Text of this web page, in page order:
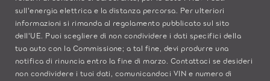
sull'energia elettrica e la distanza percorsa. Per ulteriori
informazioni si rimanda al regolamento pubblicato sul sito
dell'UE . Puoi scegliere di non condividere i dati specifici della
tua auto con la Commissione; a tal fine, devi produrre una
notifica di rinuncia entro la fine di marzo. Contattaci se desideri
non condividere i tuoi dati, comunicandoci VIN e numero di